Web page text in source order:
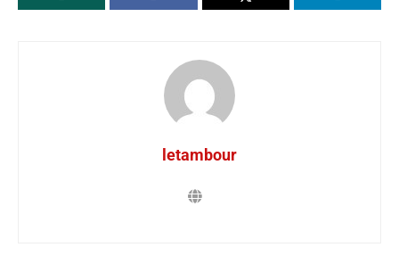
letambour